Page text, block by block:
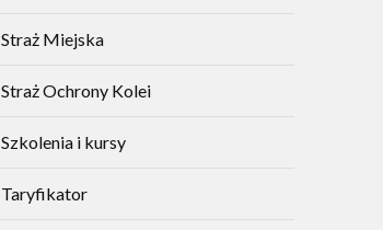
Straż Miejska
Straż Ochrony Kolei
Szkolenia i kursy
Taryfikator